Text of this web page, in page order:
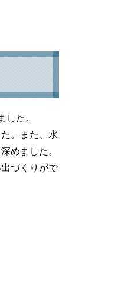
た。
。また、水
めました。
づくりがで